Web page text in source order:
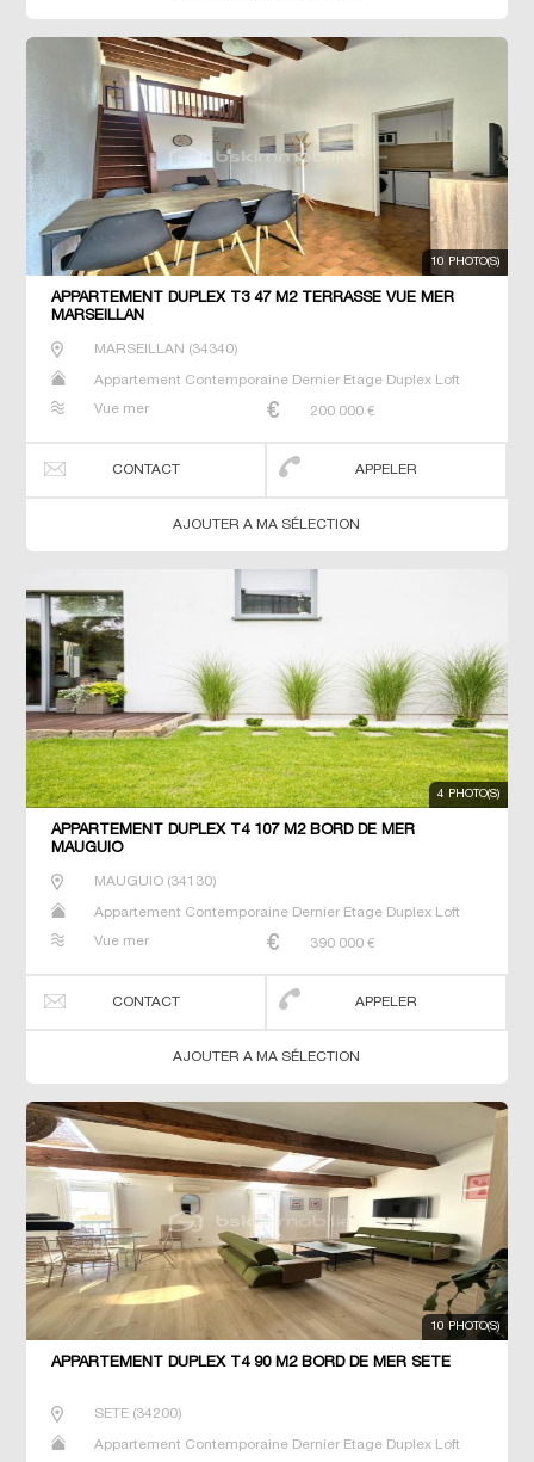
10 PHOTO(S)
APPARTEMENT DUPLEX T3 47 M2 TERRASSE VUE MER
MARSEILLAN
MARSEILLAN (34340)
Appartement Contemporaine Dernier Etage Duplex Loft
Vue mer
200 000 €
CONTACT APPELER
AJOUTER A MA SÉLECTION
4 PHOTO(S)
APPARTEMENT DUPLEX T4 107 M2 BORD DE MER
MAUGUIO
MAUGUIO(34130)
Appartement Contemporaine Dernier Etage Duplex Loft
Vue mer
390 000 €
CONTACT APPELER
AJOUTER A MA SÉLECTION
10 PHOTO(S)
APPARTEMENT DUPLEX T4 90 M2 BORD DE MER SETE
SETE(34200)
Appartement Contemporaine Dernier Etage Duplex Loft